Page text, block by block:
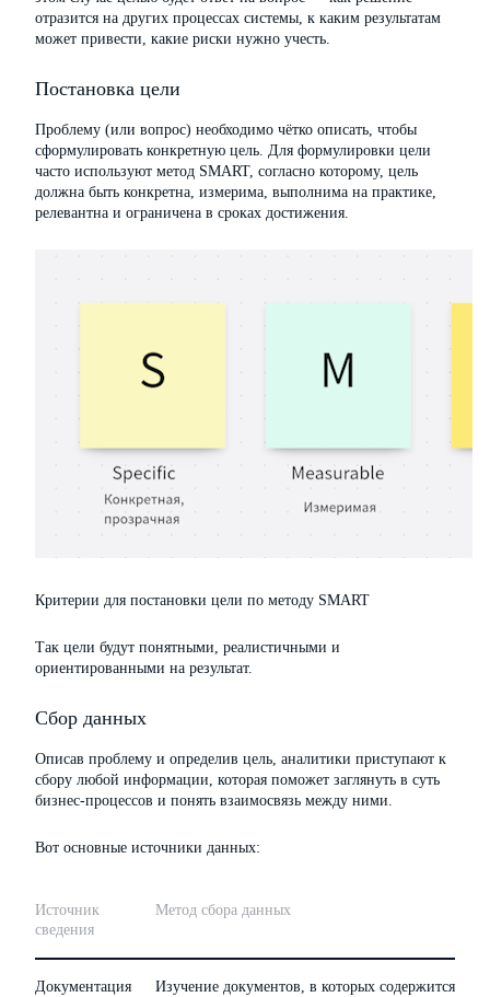
отразится на других процессах системы, к каким результатам
может привести, какие риски нужно учесть.
Постановка цели
Проблему (или вопрос) необходимо чётко описать, чтобы
сформулировать конкретную цель. Для формулировки цели
часто используют метод SMART, согласно которому, цель
должна быть конкретна, измерима, выполнима на практике,
релевантна и ограничена в сроках достижения.
Критерии для постановки цели по методу SMART
Так цели будут понятными, реалистичными и
ориентированными на результат.
Сбор данных
Описав проблему и определив цель, аналитики приступают к
сбору любой информации, которая поможет заглянуть в суть
бизнес-процессов и понять взаимосвязь между ними.
Вот основные источники данных:
Источник
сведения
Метод сбора данных
Документация
Изучение документов, в которых содержится